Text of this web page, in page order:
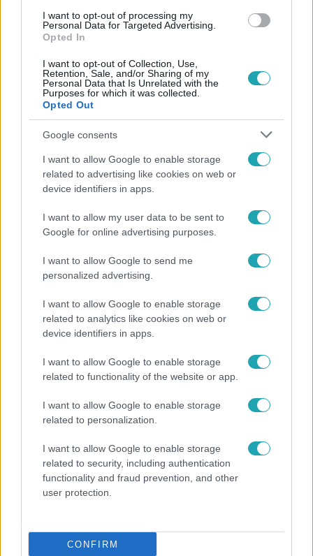
I want to opt-out of processing my
Personal Data for Targeted Advertising.
Opted In
I want to opt-out of Collection, Use,
Retention, Sale, and/or Sharing of my
Personal Data that Is Unrelated with the
Purposes for which it was collected.
Opted Out
Google consents
I want to allow Google to enable storage
related to advertising like cookies on web or
device identifiers in apps.
I want to allow my user data to be sent to
Google for online advertising purposes.
I want to allow Google to send me
personalized advertising.
I want to allow Google to enable storage
related to analytics like cookies on web or
device identifiers in apps.
I want to allow Google to enable storage
related to functionality of the website or app.
I want to allow Google to enable storage
related to personalization.
I want to allow Google to enable storage
related to security, including authentication
functionality and fraud prevention, and other
user protection.
CONFIRM
Letartóztatták azt a 31 éves horvát nőt, aki múlt szerdán
a márfai a szőlőhegyen munka közben megszülte
mentőket, hogy a nő vérzik, Horvátországban, az eszéki
kórházban derült ki, hogy szült. A kicsit egy nappal később
találták meg a rendőrök, akkor még élt, de a kórházban
meghalt. A nőt csütörtökön fogták el, amikor
Magyarországra akart jönni, tehát a korábbi hírekkel
Magyarországnak.
1:47
Letartóztatták azt az orvost, aki hamis oltási
igazolványokat állított ki
meggyanúsították a rendőrök.